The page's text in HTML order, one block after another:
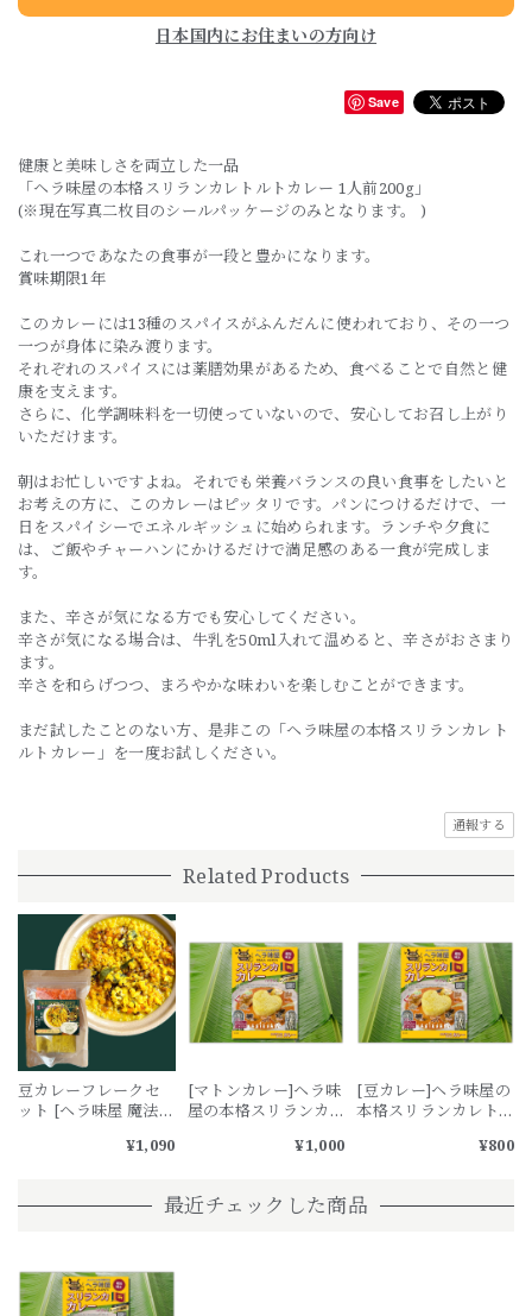
日本国内にお住まいの方向け
Save
健康と美味しさを両立した一品
「ヘラ味屋の本格スリランカレトルトカレー 1人前200g」
(※現在写真二枚目のシールパッケージのみとなります。 )
これ一つであなたの食事が一段と豊かになります。
賞味期限1年
このカレーには13種のスパイスがふんだんに使われており、その一つ
一つが身体に染み渡ります。
それぞれのスパイスには薬膳効果があるため、食べることで自然と健
康を支えます。
さらに、化学調味料を一切使っていないので、安心してお召し上がり
いただけます。
朝はお忙しいですよね。それでも栄養バランスの良い食事をしたいと
お考えの方に、このカレーはピッタリです。パンにつけるだけで、一
日をスパイシーでエネルギッシュに始められます。ランチや夕食に
は、ご飯やチャーハンにかけるだけで満足感のある一食が完成しま
す。
また、辛さが気になる方でも安心してください。
辛さが気になる場合は、牛乳を50ml入れて温めると、辛さがおさまり
ます。
辛さを和らげつつ、まろやかな味わいを楽しむことができます。
まだ試したことのない方、是非この「ヘラ味屋の本格スリランカレト
ルトカレー」を一度お試しください。
通報する
Related Products
豆カレーフレークセ
ット [ヘラ味屋 魔法の
¥1,090
[マトンカレー]ヘラ味
屋の本格スリランカ
前２００g ー１３種
染みわたるー
¥1,000
[豆カレー]ヘラ味屋の
本格スリランカレト
００g ー１３種のス
わたるー
¥800
最近チェックした商品